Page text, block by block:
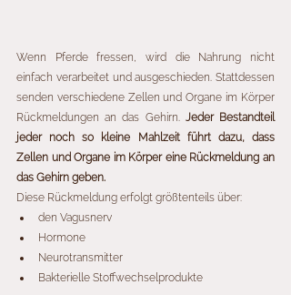
Wenn Pferde fressen, wird die Nahrung nicht
einfach verarbeitet und ausgeschieden. Stattdessen
senden verschiedene Zellen und Organe im Körper
Rückmeldungen an das Gehirn. Jeder Bestandteil
jeder noch so kleine Mahlzeit führt dazu, dass
Zellen und Organe im Körper eine Rückmeldung an
das Gehirn geben.
Diese Rückmeldung erfolgt größtenteils über:
den Vagusnerv
Hormone
Neurotransmitter
Bakterielle Stoffwechselprodukte